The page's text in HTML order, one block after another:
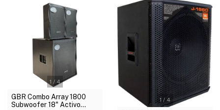
1 / 4
GBR Combo Array 1800
Subwoofer 18" Activo
1 /4